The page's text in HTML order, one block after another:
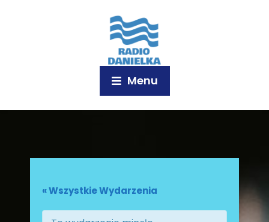
Menu
« Wszystkie Wydarzenia